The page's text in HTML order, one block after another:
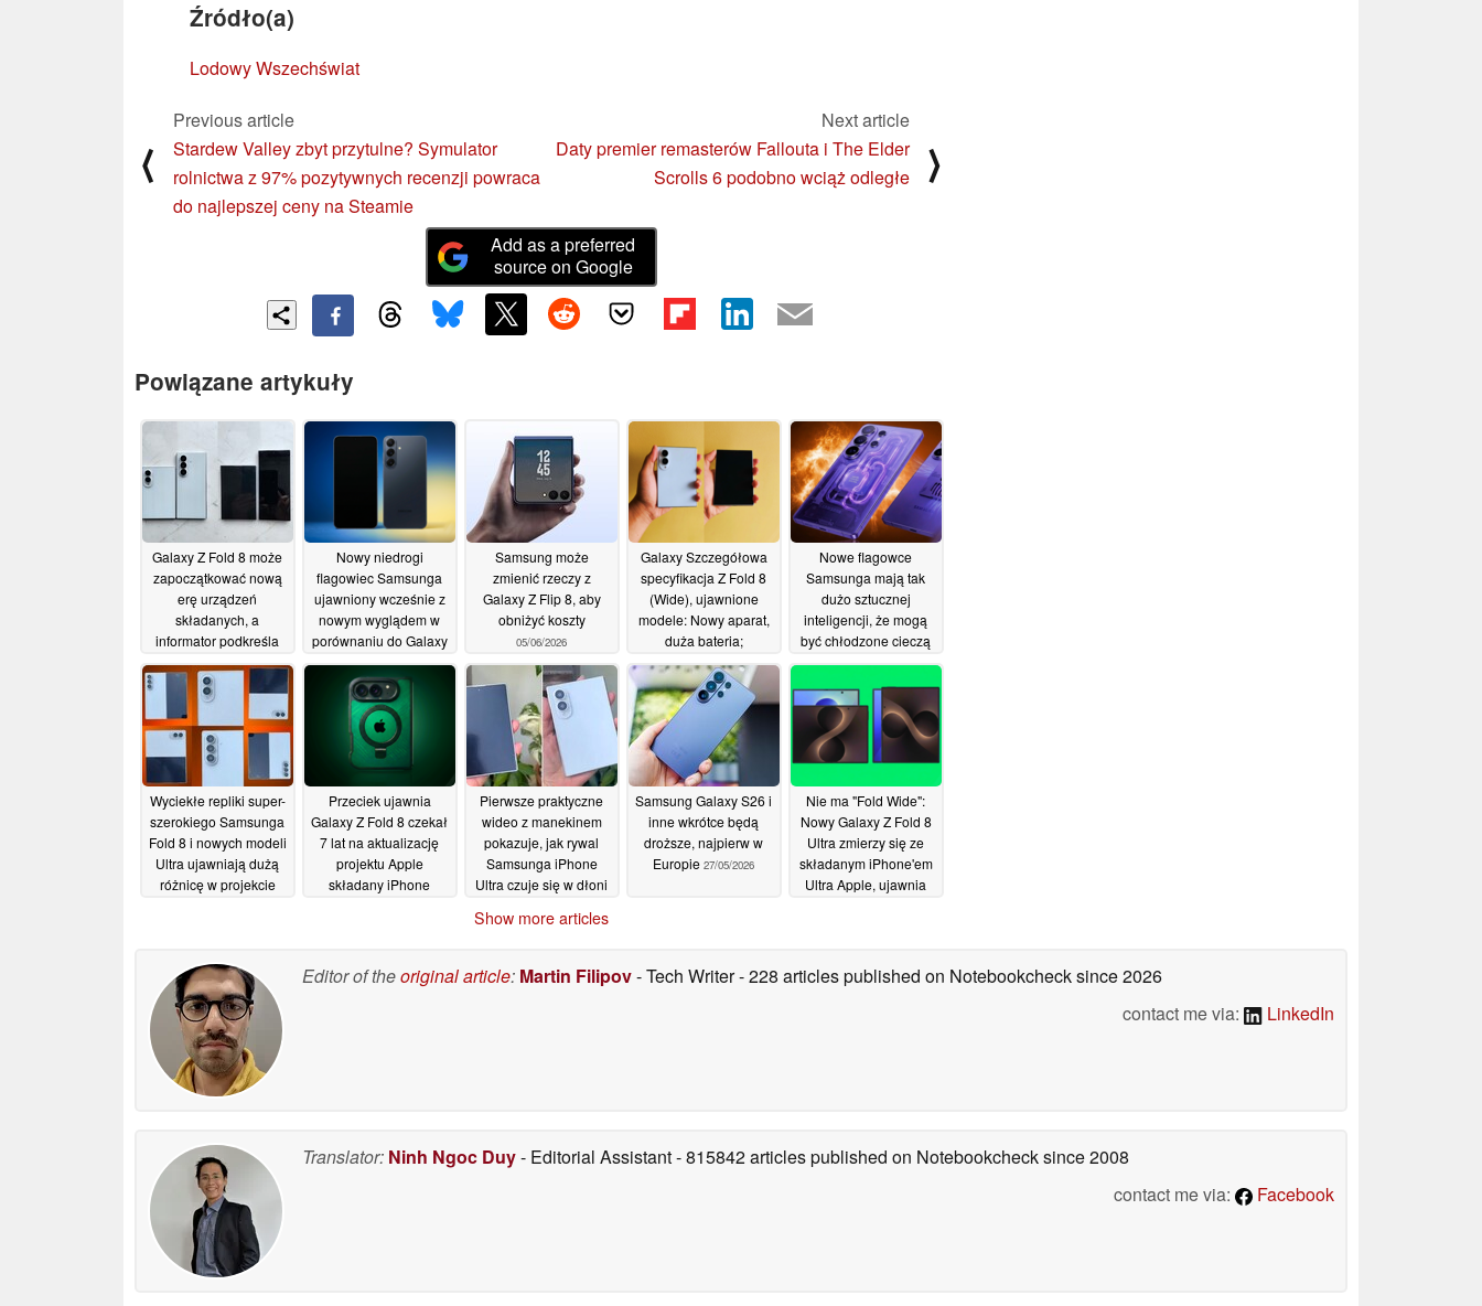
Źródło(a)
Lodowy Wszechświat
⟨
Previous article
Stardew Valley zbyt przytulne? Symulator
rolnictwa z 97% pozytywnych recenzji powraca
do najlepszej ceny na Steamie
Next article
Daty premier remasterów Fallouta i The Elder
Scrolls 6 podobno wciąż odległe
⟩
Add as a preferred
source on Google
Powiązane artykuły
Galaxy Z Fold 8 może
zapoczątkować nową
erę urządzeń
składanych, a
informator podkreśla
zalety jego wagi i linii
zagięcia
Nowy niedrogi
flagowiec Samsunga
ujawniony wcześnie z
nowym wyglądem w
porównaniu do Galaxy
S25 FE07/06/2026
Samsung może
zmienić rzeczy z
Galaxy Z Flip 8, aby
obniżyć koszty
05/06/2026
Galaxy Szczegółowa
specyfikacja Z Fold 8
(Wide), ujawnione
modele: Nowy aparat,
duża bateria;
wyświetlacz bez
zagnieceń w 201g
02/06/2026
Nowe flagowce
Samsunga mają tak
dużo sztucznej
inteligencji, że mogą
być chłodzone cieczą
lub powietrzem, aby
zapobiec przegrzaniu,
ujawnia przeciek
01/06/2026
Wyciekłe repliki super-
szerokiego Samsunga
Fold 8 i nowych modeli
Ultra ujawniają dużą
różnicę w projekcie
Przeciek ujawnia
Galaxy Z Fold 8 czekał
7 lat na aktualizację
projektu Apple
składany iPhone
Pierwsze praktyczne
wideo z manekinem
pokazuje, jak rywal
Samsunga iPhone
Ultra czuje się w dłoni
Samsung Galaxy S26 i
inne wkrótce będą
droższe, najpierw w
Europie 27/05/2026
Nie ma "Fold Wide":
Nowy Galaxy Z Fold 8
Ultra zmierzy się ze
składanym iPhone'em
Ultra Apple, ujawnia
Show more articles
Editor of theoriginal article: Martin Filipov- Tech Writer- 228 articles published on Notebookchecksince 2026
contact me via:
LinkedIn
Translator: Ninh Ngoc Duy- Editorial Assistant- 815842 articles published on Notebookchecksince 2008
contact me via:
Facebook